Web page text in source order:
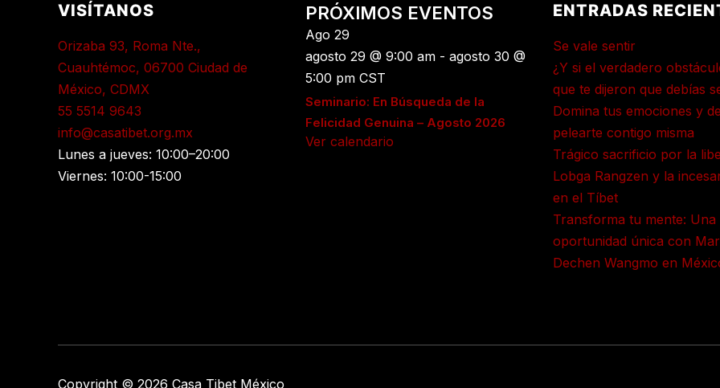
VISÍTANOS
Orizaba 93, Roma Nte.,
Cuauhtémoc, 06700 Ciudad de
México, CDMX
55 5514 9643
info@casatibet.org.mx
Lunes a jueves: 10:00–20:00
Viernes: 10:00-15:00
PRÓXIMOS EVENTOS
Ago 29
agosto 29 @ 9:00 am- agosto 30 @
5:00 pm CST
Seminario: En Búsqueda de la
Felicidad Genuina – Agosto 2026
Ver calendario
ENTRADAS
Se vale sentir
¿Y si el verdadero
que te dijeron que debías
Domina tus emociones y
pelearte contigo misma
Trágico sacrificio por la
Lobga Rangzen y la
en el Tíbet
Transforma tu mente: Una
oportunidad única con
Dechen Wangmo en
Copyright © 2026 Casa Tibet México